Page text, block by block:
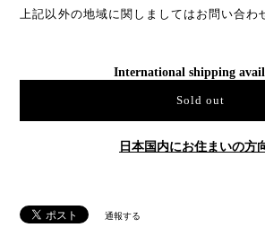
上記以外の地域に関しましてはお問い合わ
International shipping
Sold out
日本国内にお住まいの方
通報する